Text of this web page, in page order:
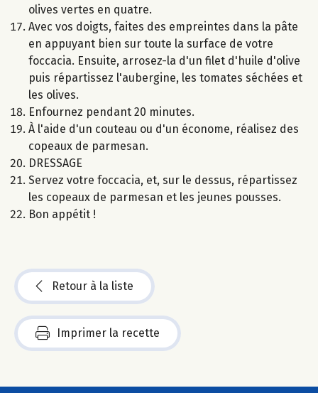
olives vertes en quatre.
Avec vos doigts, faites des empreintes dans la pâte
en appuyant bien sur toute la surface de votre
foccacia. Ensuite, arrosez-la d'un filet d'huile d'olive
puis répartissez l'aubergine, les tomates séchées et
les olives.
Enfournez pendant 20 minutes.
À l'aide d'un couteau ou d'un économe, réalisez des
copeaux de parmesan.
DRESSAGE
Servez votre foccacia, et, sur le dessus, répartissez
les copeaux de parmesan et les jeunes pousses.
Bon appétit !
Retour à la liste
Imprimer la recette